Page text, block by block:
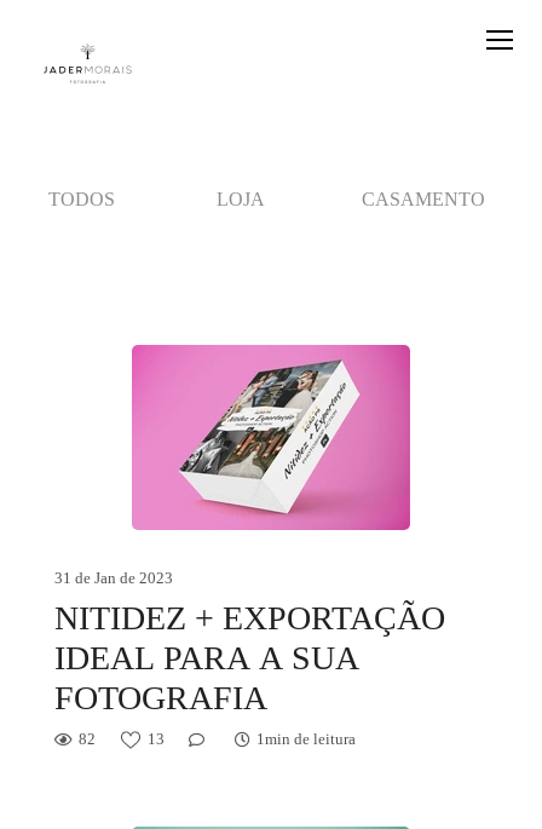
TODOS LOJA CASAMENTO
31 de Jan de 2023
NITIDEZ + EXPORTAÇÃO
IDEAL PARA A SUA
FOTOGRAFIA
82 13 1min de leitura